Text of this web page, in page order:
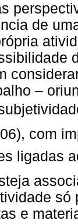
de
–
com
ligadas
só
e